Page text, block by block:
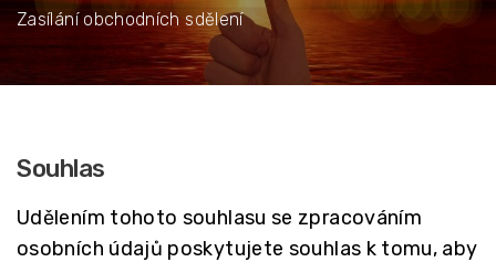
Zasílání obchodních sdělení
Souhlas
Udělením tohoto souhlasu se zpracováním
osobních údajů poskytujete souhlas k tomu, aby